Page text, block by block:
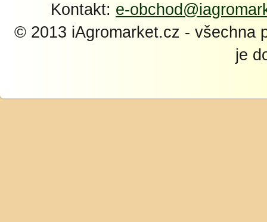
Kontakt: e-
© 2013 iAgromarket.cz - všechna
je